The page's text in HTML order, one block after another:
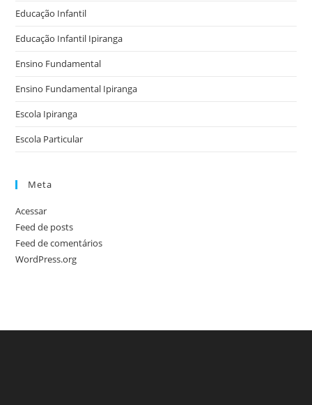
Educação Infantil
Educação Infantil Ipiranga
Ensino Fundamental
Ensino Fundamental Ipiranga
Escola Ipiranga
Escola Particular
Meta
Acessar
Feed de posts
Feed de comentários
WordPress.org